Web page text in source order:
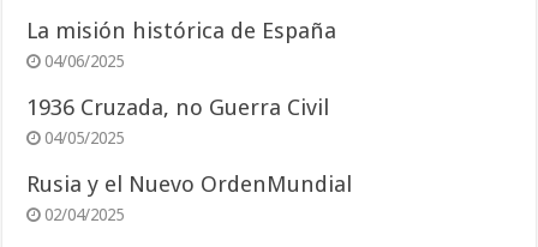
La misión histórica de España
04/06/2025
1936 Cruzada, no Guerra Civil
04/05/2025
Rusia y el Nuevo OrdenMundial
02/04/2025